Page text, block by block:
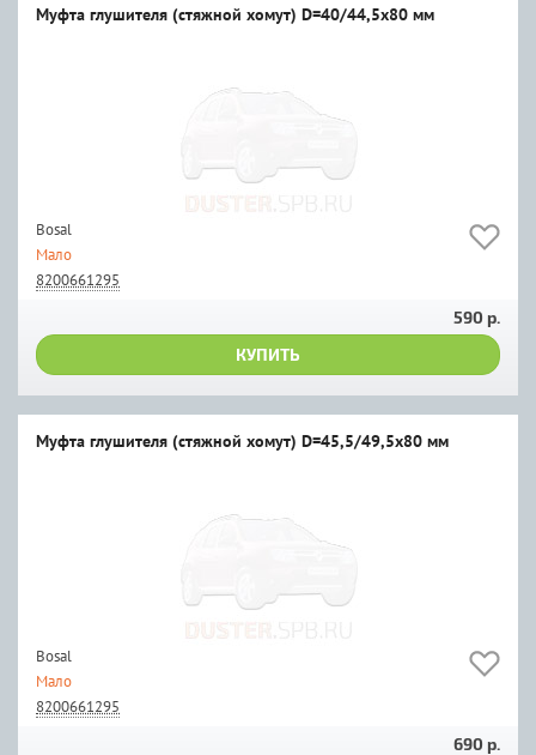
Муфта глушителя (стяжной хомут) D=40/44,5x80 мм
Bosal
Мало
8200661295
590 р.
КУПИТЬ
Муфта глушителя (стяжной хомут) D=45,5/49,5x80 мм
Bosal
Мало
8200661295
690 р.